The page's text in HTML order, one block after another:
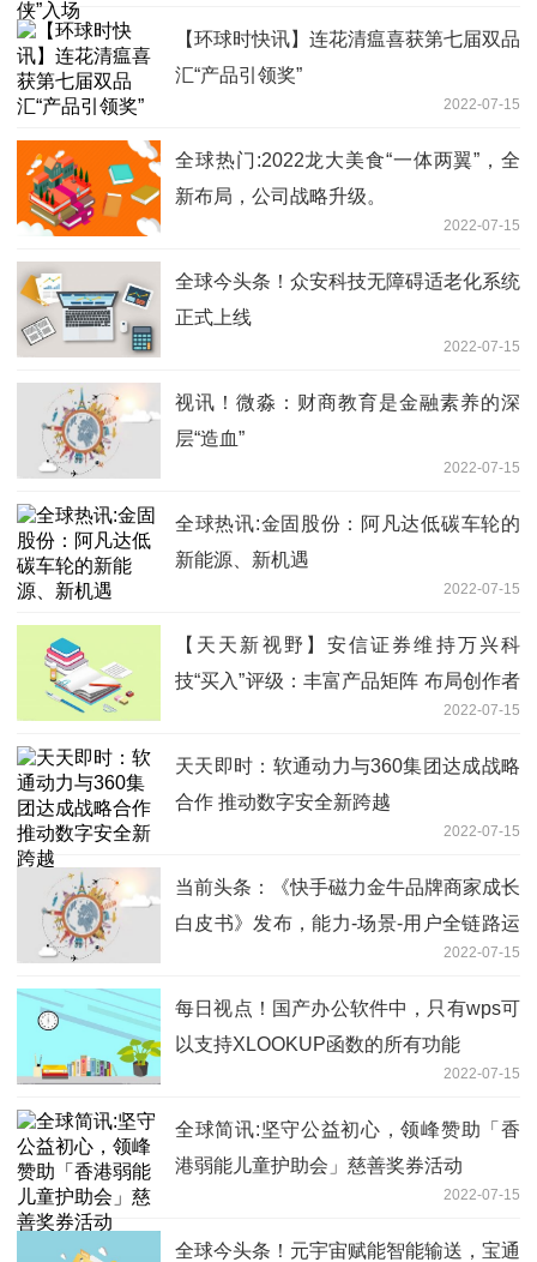
【环球时快讯】连花清瘟喜获第七届双品
汇“产品引领奖”
2022-07-15
全球热门:2022龙大美食“一体两翼”，全
新布局，公司战略升级。
2022-07-15
全球今头条！众安科技无障碍适老化系统
正式上线
2022-07-15
视讯！微淼：财商教育是金融素养的深
层“造血”
2022-07-15
全球热讯:金固股份：阿凡达低碳车轮的
新能源、新机遇
2022-07-15
【天天新视野】安信证券维持万兴科
技“买入”评级：丰富产品矩阵 布局创作者
2022-07-15
天天即时：软通动力与360集团达成战略
合作 推动数字安全新跨越
2022-07-15
当前头条：《快手磁力金牛品牌商家成长
白皮书》发布，能力-场景-用户全链路运
2022-07-15
每日视点！国产办公软件中，只有wps可
以支持XLOOKUP函数的所有功能
2022-07-15
全球简讯:坚守公益初心，领峰赞助「香
港弱能儿童护助会」慈善奖券活动
2022-07-15
全球今头条！元宇宙赋能智能输送，宝通